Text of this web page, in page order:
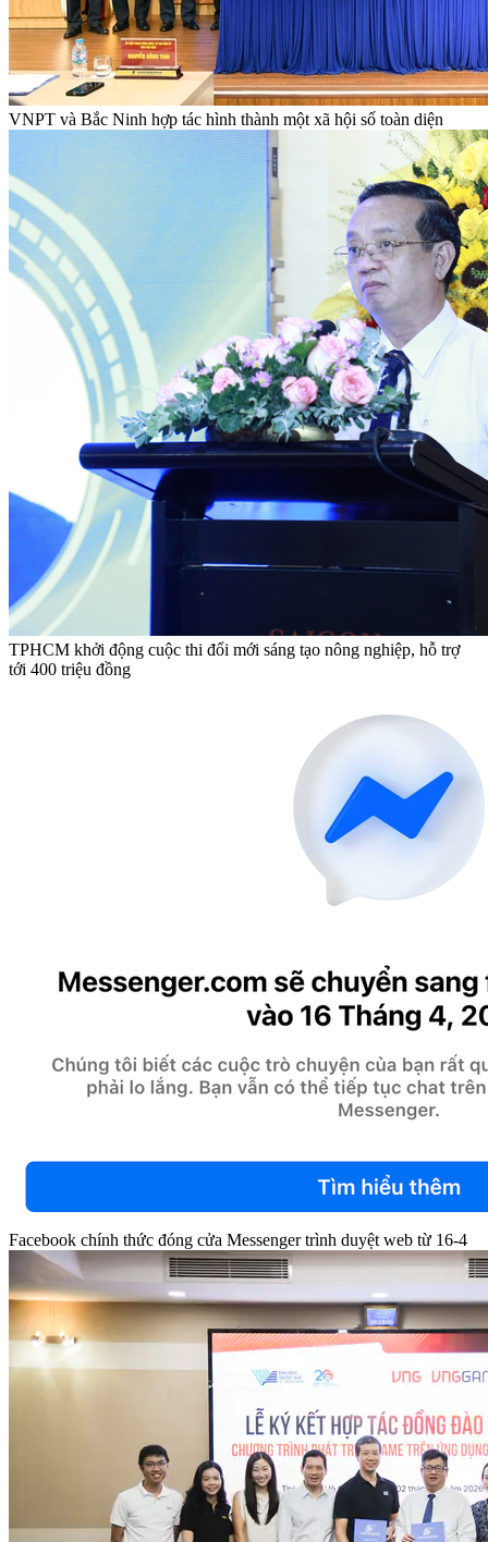
VNPT và Bắc Ninh hợp tác hình thành một xã hội số toàn diện
TPHCM khởi động cuộc thi đổi mới sáng tạo nông nghiệp, hỗ trợ
tới 400 triệu đồng
Facebook chính thức đóng cửa Messenger trình duyệt web từ 16-4